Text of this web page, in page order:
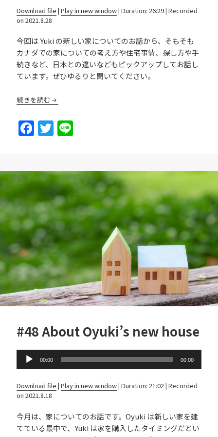
Download file |Play in new window|Duration: 26:29|Recorded
on 2021.8.28
今回は Yuki の新しい家についてのお話から、そもそも
カナダでの家についての考え方や住宅事情、探し方や手
続きなど、日本との違いなどもピックアップしてお話し
ています。ぜひゆるりと聞いてください。
続きを読む
F
e
b
o
o
k
T
er
#48 About Oyuki’s new house
Audio
00:00 00:00
Download file |Play in new window|Duration: 21:02|Recorded
on 2021.8.18
今月は、家についてのお話です。Oyuki は新しい家を建
てている最中で、Yuki は家を購入したタイミングだとい